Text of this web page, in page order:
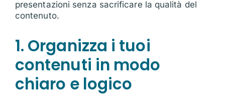
presentazioni senza sacrificare la qualità del
contenuto.
1. Organizza i tuoi
contenuti in modo
chiaro e logico